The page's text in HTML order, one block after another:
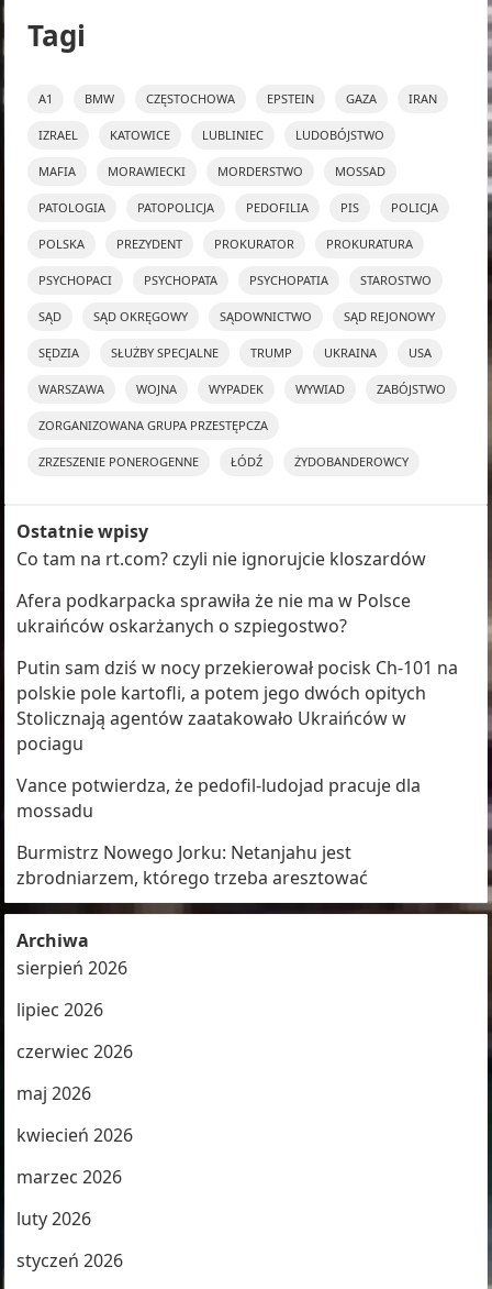
Tagi
A1 BMW CZĘSTOCHOWA EPSTEIN GAZA IRAN
IZRAEL KATOWICE LUBLINIEC LUDOBÓJSTWO
MAFIA MORAWIECKI MORDERSTWO MOSSAD
PATOLOGIA PATOPOLICJA PEDOFILIA PIS POLICJA
POLSKA PREZYDENT PROKURATOR PROKURATURA
PSYCHOPACI PSYCHOPATA PSYCHOPATIA STAROSTWO
SĄD SĄD OKRĘGOWY SĄDOWNICTWO SĄD REJONOWY
SĘDZIA SŁUŻBY SPECJALNE TRUMP UKRAINA USA
WARSZAWA WOJNA WYPADEK WYWIAD ZABÓJSTWO
ZORGANIZOWANA GRUPA PRZESTĘPCZA
ZRZESZENIE PONEROGENNE ŁÓDŹ ŻYDOBANDEROWCY
Ostatnie wpisy
Co tam na rt.com? czyli nie ignorujcie kloszardów
Afera podkarpacka sprawiła że nie ma w Polsce
ukraińców oskarżanych o szpiegostwo?
Putin sam dziś w nocy przekierował pocisk Ch-101 na
polskie pole kartofli, a potem jego dwóch opitych
Stolicznają agentów zaatakowało Ukraińców w
pociagu
Vance potwierdza, że pedofil-ludojad pracuje dla
mossadu
Burmistrz Nowego Jorku: Netanjahu jest
zbrodniarzem, którego trzeba aresztować
Archiwa
sierpień 2026
lipiec 2026
czerwiec 2026
maj 2026
kwiecień 2026
marzec 2026
luty 2026
styczeń 2026